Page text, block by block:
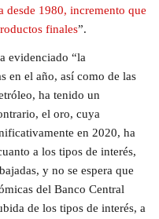
desde 1980, incremento que
finales”.
evidenciado “la
en el año, así como de las
ha tenido un
el oro, cuya
en 2020, ha
a los tipos de interés,
y no se espera que
del Banco Central
de los tipos de interés, a